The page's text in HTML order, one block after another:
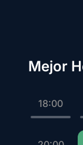
Mejor
18:00